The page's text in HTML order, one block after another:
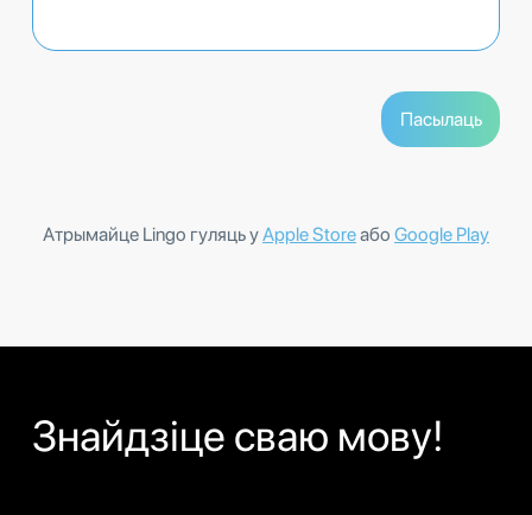
Атрымайце Lingo гуляць уApple Storeабо Google Play
Знайдзіце сваю мову!